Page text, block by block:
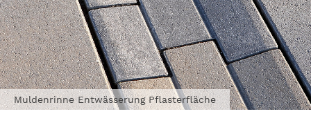
Muldenrinne Entwässerung Pflasterfläche